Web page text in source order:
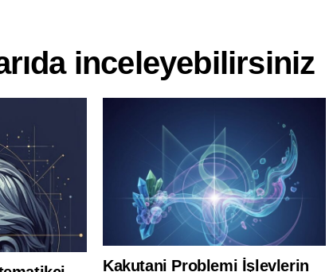
inceleyebilirsiniz
Kakutani Problemi İşlevlerin